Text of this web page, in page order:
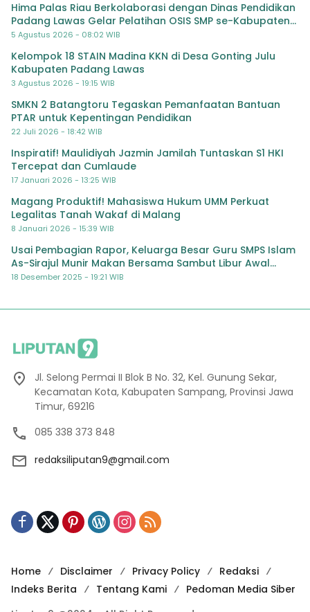
Hima Palas Riau Berkolaborasi dengan Dinas Pendidikan
Padang Lawas Gelar Pelatihan OSIS SMP se-Kabupaten
Padang Lawas
5 Agustus 2026 - 08:02 WIB
Kelompok 18 STAIN Madina KKN di Desa Gonting Julu
Kabupaten Padang Lawas
3 Agustus 2026 - 19:15 WIB
SMKN 2 Batangtoru Tegaskan Pemanfaatan Bantuan
PTAR untuk Kepentingan Pendidikan
22 Juli 2026 - 18:42 WIB
Inspiratif! Maulidiyah Jazmin Jamilah Tuntaskan S1 HKI
Tercepat dan Cumlaude
17 Januari 2026 - 13:25 WIB
Magang Produktif! Mahasiswa Hukum UMM Perkuat
Legalitas Tanah Wakaf di Malang
8 Januari 2026 - 15:39 WIB
Usai Pembagian Rapor, Keluarga Besar Guru SMPS Islam
As-Sirajul Munir Makan Bersama Sambut Libur Awal
Semester
18 Desember 2025 - 19:21 WIB
Jl. Selong Permai II Blok B No. 32, Kel. Gunung Sekar,
Kecamatan Kota, Kabupaten Sampang, Provinsi Jawa
Timur, 69216
085 338 373 848
redaksiliputan9@gmail.com
Home Disclaimer Privacy Policy
Redaksi
Indeks Berita
Tentang Kami
Pedoman Media Siber